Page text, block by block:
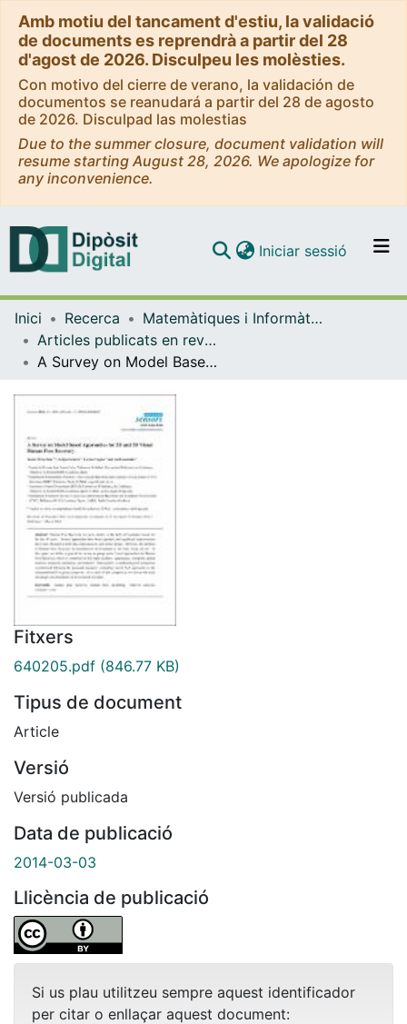
Amb motiu del tancament d'estiu, la validació
de documents es reprendrà a partir del 28
d'agost de 2026. Disculpeu les molèsties.
Con motivo del cierre de verano, la validación de
documentos se reanudará a partir del 28 de agosto
de 2026. Disculpad las molestias
Due to the summer closure, document validation will
resume starting August 28, 2026. We apologize for
any inconvenience.
Navega per tot el DD
Iniciar sessió (current)
Inici Recerca
Matemàtiques i Informàtica
Articles publicats en revistes (Matemàtiques i Informàtica)
A Survey on Model Based Approaches for 2D and 3D Visual Human Pose Recovery
Fitxers
640205.pdf (846.77 KB)
Tipus de document
Article
Versió
Versió publicada
Data de publicació
2014-03-03
Llicència de publicació
Si us plau utilitzeu sempre aquest identificador
per citar o enllaçar aquest document: